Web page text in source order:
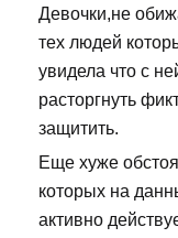
Девочки,не
тех людей
увидела что с
расторгнуть
защитить.
Еще хуже
которых на
активно